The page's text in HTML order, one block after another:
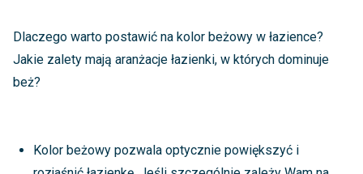
Dlaczego warto postawić na kolor beżowy w łazience?
Jakie zalety mają aranżacje łazienki, w których dominuje
beż?
Kolor beżowy pozwala optycznie powiększyć i